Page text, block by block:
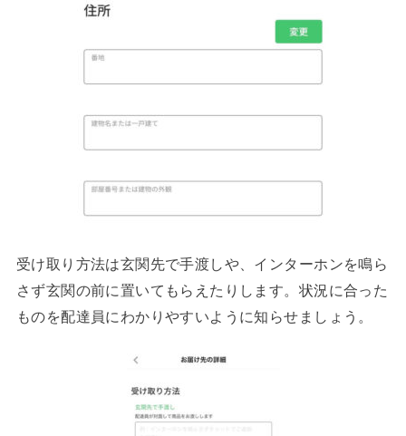
受け取り方法は玄関先で手渡しや、インターホンを鳴ら
さず玄関の前に置いてもらえたりします。状況に合った
ものを配達員にわかりやすいように知らせましょう。